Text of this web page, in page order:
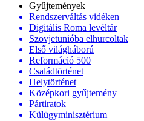
Gyűjtemények
Rendszerváltás vidéken
Digitális Roma levéltár
Szovjetunióba elhurcoltak
Első világháború
Reformáció 500
Családtörténet
Helytörténet
Középkori gyűjtemény
Pártiratok
Külügyminisztérium